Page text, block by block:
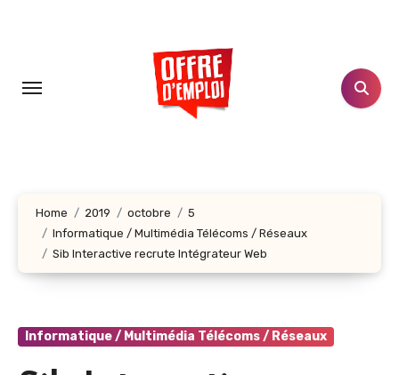
principal
Home 2019 octobre
5
Informatique / Multimédia Télécoms / Réseaux
Sib Interactive recrute Intégrateur Web
Informatique / Multimédia Télécoms / Réseaux